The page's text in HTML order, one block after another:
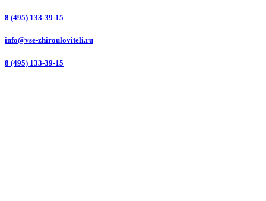
8 (495) 133-39-15
info@vse-zhirouloviteli.ru
8 (495) 133-39-15